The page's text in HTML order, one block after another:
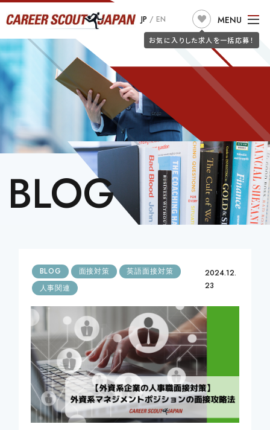
JP / EN
お気に入りした求人を一括応募！
MENU
TOP
JOB SEARCH
CONSULTANTS
JOB SEEKERS
CLIENT
ABOUT US
JOIN CSJ
BLOG
詐欺警告
CONTSCT US
TEL. 03-4580-6150
求人検索
JOB SEARCH
こだわり条件で探す フリーワードで探す
職種
勤務地
この条件で検索する
条件をリセットする
BLOG
BLOG 面接対策
英語面接対策
人事関連
2024.12.
23